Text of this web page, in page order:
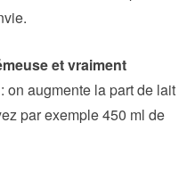
et vraiment
on augmente la part de lait
par exemple 450 ml de